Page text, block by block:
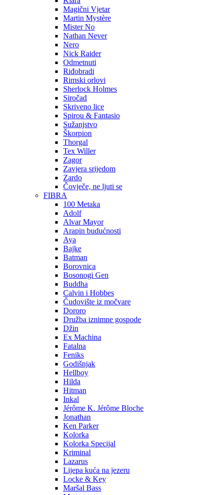
Magični Vjetar
Martin Mystère
Mister No
Nathan Never
Nero
Nick Raider
Odmetnuti
Riđobradi
Rimski orlovi
Sherlock Holmes
Siročad
Skriveno lice
Spirou & Fantasio
Sužanjstvo
Škorpion
Thorgal
Tex Willer
Zagor
Zavjera srijedom
Zardo
Čovječe, ne ljuti se
FIBRA
100 Metaka
Adolf
Alvar Mayor
Arapin budućnosti
Aya
Bajke
Batman
Borovnica
Bosonogi Gen
Buddha
Calvin i Hobbes
Čudovište iz močvare
Dororo
Družba iznimne gospode
Džin
Ex Machina
Fatalna
Feniks
Godišnjak
Hellboy
Hilda
Hitman
Inkal
Jérôme K. Jérôme Bloche
Jonathan
Ken Parker
Kolorka
Kolorka Specijal
Kriminal
Lazarus
Lijepa kuća na jezeru
Locke & Key
Maršal Bass